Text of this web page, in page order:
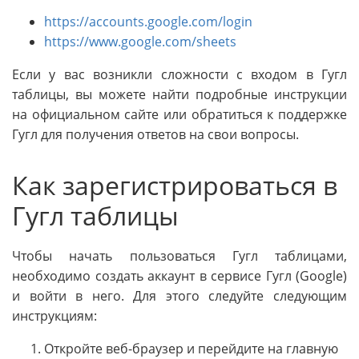
https://accounts.google.com/login
https://www.google.com/sheets
Если у вас возникли сложности с входом в Гугл
таблицы, вы можете найти подробные инструкции
на официальном сайте или обратиться к поддержке
Гугл для получения ответов на свои вопросы.
Как зарегистрироваться в
Гугл таблицы
Чтобы начать пользоваться Гугл таблицами,
необходимо создать аккаунт в сервисе Гугл (Google)
и войти в него. Для этого следуйте следующим
инструкциям:
Откройте веб-браузер и перейдите на главную